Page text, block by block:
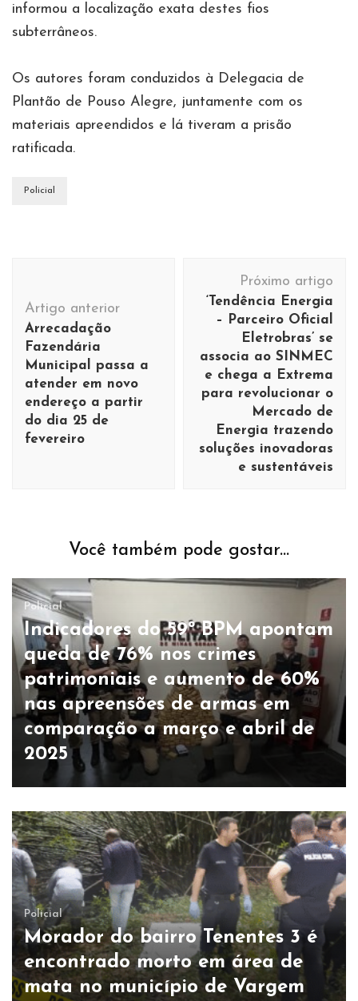
informou a localização exata destes fios
subterrâneos.
Os autores foram conduzidos à Delegacia de
Plantão de Pouso Alegre, juntamente com os
materiais apreendidos e lá tiveram a prisão
ratificada.
Policial
post
Artigo anterior
Arrecadação
Fazendária
Municipal passa a
atender em novo
endereço a partir
do dia 25 de
fevereiro
Próximo artigo
‘Tendência Energia
– Parceiro Oficial
Eletrobras’ se
associa ao SINMEC
e chega a Extrema
para revolucionar o
Mercado de
Energia trazendo
soluções inovadoras
e sustentáveis
Você também pode gostar...
Policial
Indicadores do 59º BPM apontam
queda de 76% nos crimes
patrimoniais e aumento de 60%
nas apreensões de armas em
comparação a março e abril de
2025
Policial
Morador do bairro Tenentes 3 é
encontrado morto em área de
mata no município de Vargem